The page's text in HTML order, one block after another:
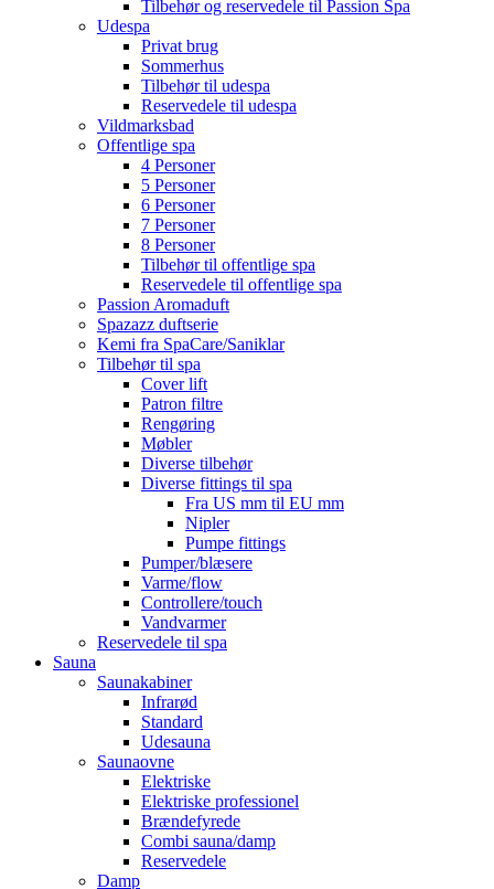
Tilbehør og reservedele til Passion Spa
Udespa
Privat brug
Sommerhus
Tilbehør til udespa
Reservedele til udespa
Vildmarksbad
Offentlige spa
4 Personer
5 Personer
6 Personer
7 Personer
8 Personer
Tilbehør til offentlige spa
Reservedele til offentlige spa
Passion Aromaduft
Spazazz duftserie
Kemi fra SpaCare/Saniklar
Tilbehør til spa
Cover lift
Patron filtre
Rengøring
Møbler
Diverse tilbehør
Diverse fittings til spa
Fra US mm til EU mm
Nipler
Pumpe fittings
Pumper/blæsere
Varme/flow
Controllere/touch
Vandvarmer
Reservedele til spa
Sauna
Saunakabiner
Infrarød
Standard
Udesauna
Saunaovne
Elektriske
Elektriske professionel
Brændefyrede
Combi sauna/damp
Reservedele
Damp